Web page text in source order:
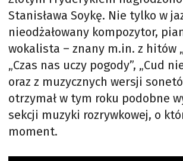
Stanisława Soykę. Nie tylko w
nieodżałowany kompozytor,
wokalista – znany m.in. z hitów
„Czas nas uczy pogody”, „Cud
oraz z muzycznych wersji
otrzymał w tym roku podobne
sekcji muzyki rozrywkowej, o
moment.